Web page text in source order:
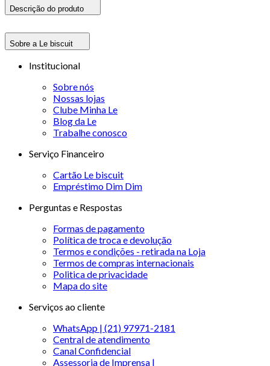
Descrição do produto
Sobre a Le biscuit
Institucional
Sobre nós
Nossas lojas
Clube Minha Le
Blog da Le
Trabalhe conosco
Serviço Financeiro
Cartão Le biscuit
Empréstimo Dim Dim
Perguntas e Respostas
Formas de pagamento
Política de troca e devolução
Termos e condições - retirada na Loja
Termos de compras internacionais
Politica de privacidade
Mapa do site
Serviços ao cliente
WhatsApp | (21) 97971-2181
Central de atendimento
Canal Confidencial
Assessoria de Imprensa |